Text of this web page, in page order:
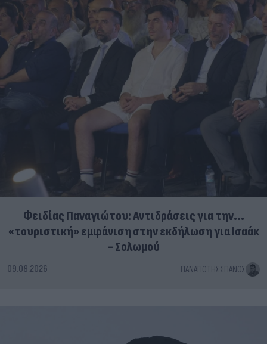
Φειδίας Παναγιώτου: Αντιδράσεις για την...
«τουριστική» εμφάνιση στην εκδήλωση για Ισαάκ
- Σολωμού
09.08.2026 ΠΑΝΑΓΙΏΤΗΣ ΣΠΑΝΌΣ